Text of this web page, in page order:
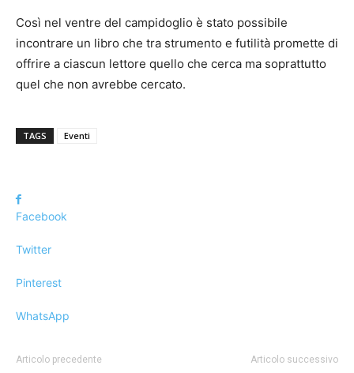
Così nel ventre del campidoglio è stato possibile
incontrare un libro che tra strumento e futilità promette di
offrire a ciascun lettore quello che cerca ma soprattutto
quel che non avrebbe cercato.
TAGS Eventi
Facebook
Twitter
Pinterest
WhatsApp
Articolo precedente Articolo successivo